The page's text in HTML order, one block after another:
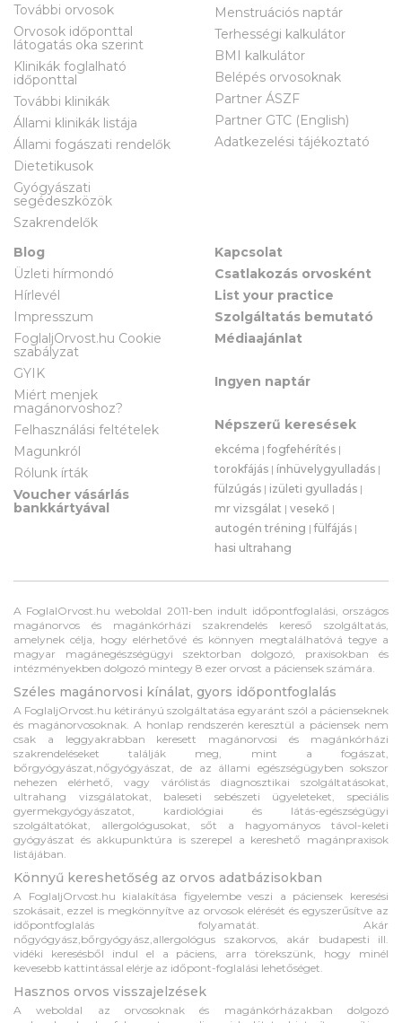
További orvosok
Orvosok időponttal
látogatás oka szerint
Klinikák foglalható
időponttal
További klinikák
Állami klinikák listája
Állami fogászati rendelők
Dietetikusok
Gyógyászati
segédeszközök
Szakrendelők
Menstruációs naptár
Terhességi kalkulátor
BMI kalkulátor
Belépés orvosoknak
Partner ÁSZF
Partner GTC (English)
Adatkezelési tájékoztató
Blog
Üzleti hírmondó
Hírlevél
Impresszum
FoglaljOrvost.hu Cookie
szabályzat
GYIK
Miért menjek
magánorvoshoz?
Felhasználási feltételek
Magunkról
Rólunk írták
Voucher vásárlás
bankkártyával
Kapcsolat
Csatlakozás orvosként
List your practice
Szolgáltatás bemutató
Médiaajánlat
Ingyen naptár
Népszerű keresések
ekcéma |fogfehérítés |
torokfájás | ínhüvelygyulladás |
fülzúgás | izületi gyulladás |
mr vizsgálat | vesekő |
autogén tréning |fülfájás |
hasi ultrahang
A FoglalOrvost.hu weboldal 2011-ben indult időpontfoglalási, országos
magánorvos és magánkórházi szakrendelés kereső szolgáltatás,
amelynek célja, hogy elérhetővé és könnyen megtalálhatóvá tegye a
magyar magánegészségügyi szektorban dolgozó, praxisokban és
intézményekben dolgozó mintegy 8 ezer orvost a páciensek számára.
Széles magánorvosi kínálat, gyors időpontfoglalás
A FoglaljOrvost.hu kétirányú szolgáltatása egyaránt szól a pácienseknek
és magánorvosoknak. A honlap rendszerén keresztül a páciensek nem
csak a leggyakrabban keresett magánorvosi és magánkórházi
szakrendeléseket találják meg, mint a fogászat,
bőrgyógyászat,nőgyógyászat, de az állami egészségügyben sokszor
nehezen elérhető, vagy várólistás diagnosztikai szolgáltatásokat,
ultrahang vizsgálatokat, baleseti sebészeti ügyeleteket, speciális
gyermekgyógyászatot, kardiológiai és látás-egészségügyi
szolgáltatókat, allergológusokat, sőt a hagyományos távol-keleti
gyógyászat és akkupunktúra is szerepel a kereshető magánpraxisok
listájában.
Könnyű kereshetőség az orvos adatbázisokban
A FoglaljOrvost.hu kialakítása figyelembe veszi a páciensek keresési
szokásait, ezzel is megkönnyítve az orvosok elérését és egyszerűsítve az
időpontfoglalás folyamatát. Akár
nőgyógyász,bőrgyógyász,allergológus szakorvos, akár budapesti ill.
vidéki keresésből indul el a páciens, arra törekszünk, hogy minél
kevesebb kattintással elérje az időpont-foglalási lehetőséget.
Hasznos orvos visszajelzések
A weboldal az orvosoknak és magánkórházakban dolgozó